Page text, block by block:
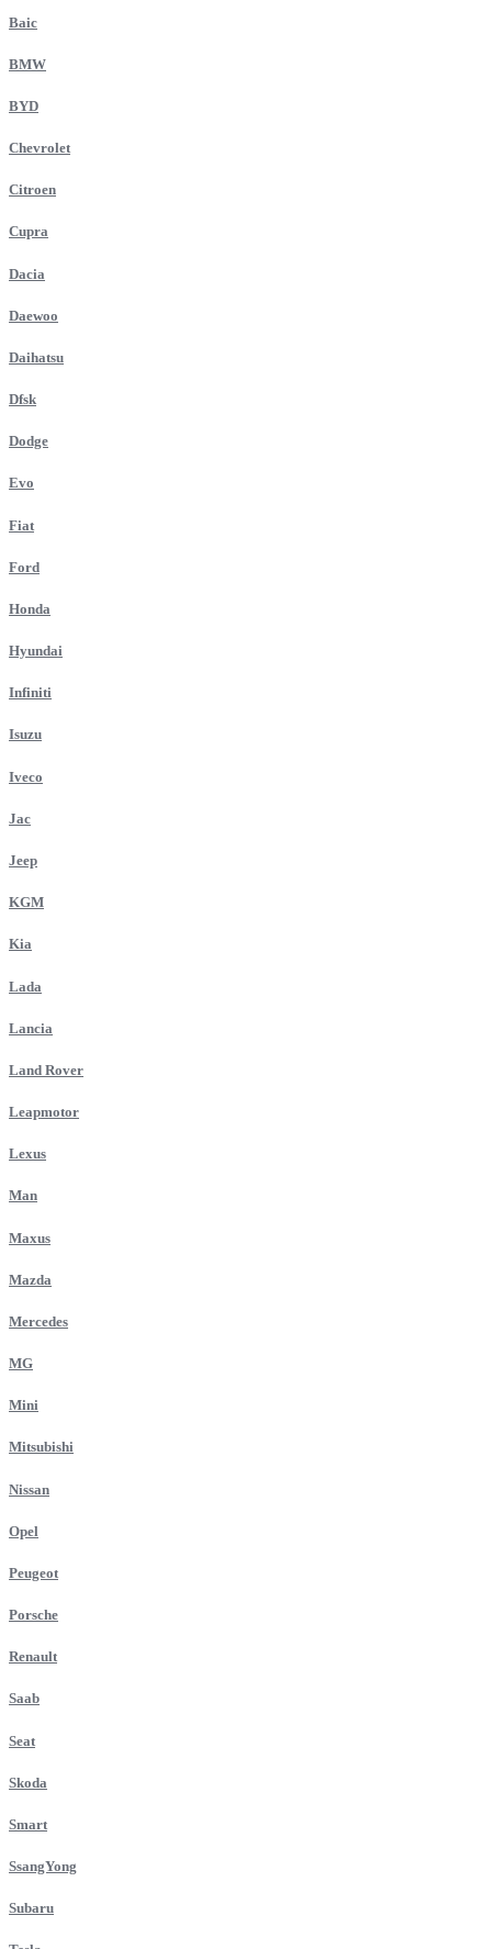
Baic
BMW
BYD
Chevrolet
Citroen
Cupra
Dacia
Daewoo
Daihatsu
Dfsk
Dodge
Evo
Fiat
Ford
Honda
Hyundai
Infiniti
Isuzu
Iveco
Jac
Jeep
KGM
Kia
Lada
Lancia
Land Rover
Leapmotor
Lexus
Man
Maxus
Mazda
Mercedes
MG
Mini
Mitsubishi
Nissan
Opel
Peugeot
Porsche
Renault
Saab
Seat
Skoda
Smart
SsangYong
Subaru